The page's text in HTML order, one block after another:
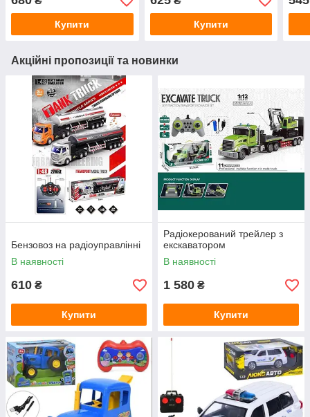
Купити Купити
Акційні пропозиції та новинки
Бензовоз на радіоуправлінні
В наявності
610 ₴
Купити
Радіокерований трейлер з
екскаватором
В наявності
1 580 ₴
Купити